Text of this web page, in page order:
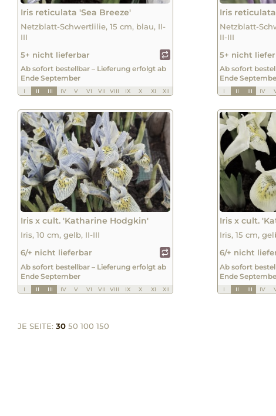
Iris reticulata 'Sea Breeze'
Netzblatt-Schwertlilie, 15 cm, blau, II-
III
5+ nicht lieferbar
Ab sofort bestellbar – Lieferung erfolgt ab
Ende September
I II III IV V VI VII VIII IX X XI XII
Iris
Netzblatt-
II-III
5+ nicht
Ab sofort
Ende
I II III IV
Iris x cult. 'Katharine Hodgkin'
Iris, 10 cm, gelb, II-III
6/+ nicht lieferbar
Ab sofort bestellbar – Lieferung erfolgt ab
Ende September
I II III IV V VI VII VIII IX X XI XII
Iris x cult.
Iris, 15 cm,
6/+ nicht
Ab sofort
Ende
I II III IV
JE SEITE: 30 50 100 150